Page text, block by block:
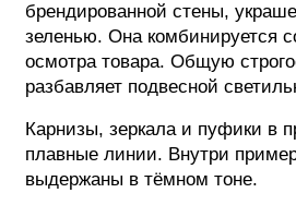
брендированной стены,
зеленью. Она комбинируется
осмотра товара. Общую
разбавляет подвесной
Карнизы, зеркала и пуфики в
плавные линии. Внутри
выдержаны в тёмном тоне.